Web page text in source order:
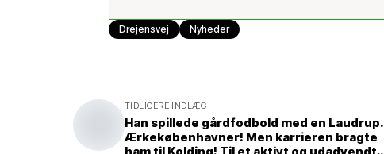
Drejensvej Nyheder
TIDLIGERE INDLÆG
Han spillede gårdfodbold med en Laudrup.
Ærkekøbenhavner! Men karrieren bragte